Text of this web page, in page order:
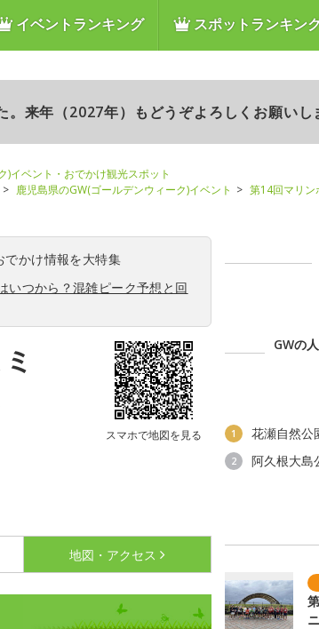
イベントランキング スポットランキン
来年（2027年）もどうぞよろしくお願いし
)イベント・おでかけ観光スポット
鹿児島県のGW(ゴールデンウィーク)イベント
第14回マリン
でかけ情報を大特集
いつから？混雑ピーク予想と回
スマホで地図を見る
地図・アクセス
GWの
1 花瀬自然公
2
阿久根大島